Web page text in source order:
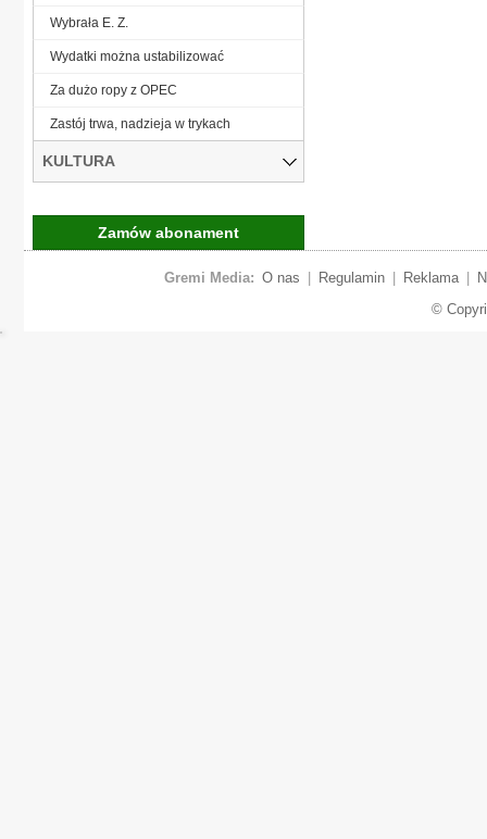
Wybrała E. Z.
Wydatki można ustabilizować
Za dużo ropy z OPEC
Zastój trwa, nadzieja w trykach
KULTURA
Zamów abonament
Gremi Media: O nas Regulamin Reklama
©